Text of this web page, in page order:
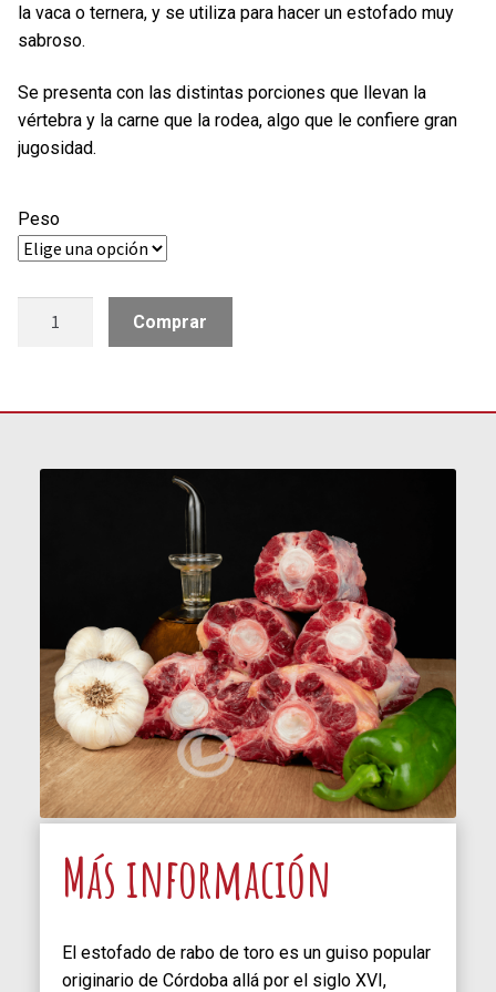
la vaca o ternera, y se utiliza para hacer un estofado muy
sabroso.
Se presenta con las distintas porciones que llevan la
vértebra y la carne que la rodea, algo que le confiere gran
jugosidad.
Peso
Comprar
Más información
El estofado de rabo de toro es un guiso popular
originario de Córdoba allá por el siglo XVI,